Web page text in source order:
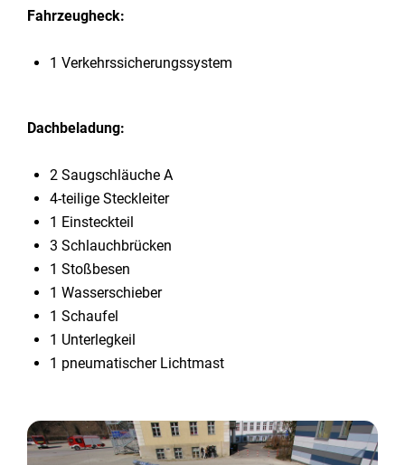
Fahrzeugheck:
1 Verkehrssicherungssystem
Dachbeladung:
2 Saugschläuche A
4-teilige Steckleiter
1 Einsteckteil
3 Schlauchbrücken
1 Stoßbesen
1 Wasserschieber
1 Schaufel
1 Unterlegkeil
1 pneumatischer Lichtmast